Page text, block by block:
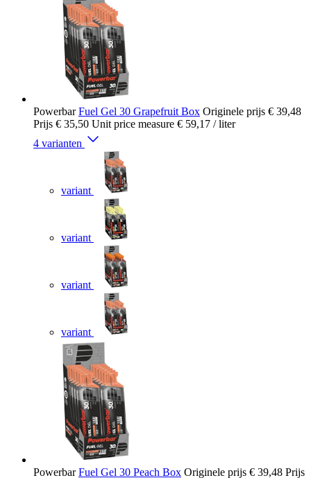
Powerbar Fuel Gel 30 Grapefruit Box Originele prijs € 39,48
Prijs € 35,50 Unit price measure € 59,17 / liter
4 varianten
variant
variant
variant
variant
Powerbar Fuel Gel 30 Peach Box Originele prijs € 39,48 Prijs